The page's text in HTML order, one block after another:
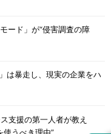
ード」が“侵害調査の障
は暴走し、現実の企業をハ
支援の第一人者が教え